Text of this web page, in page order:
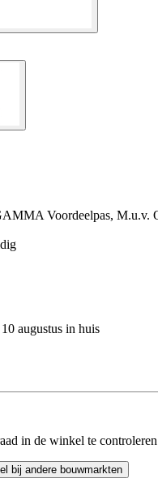
Voordeelpas,
augustus in huis
in de winkel te
bij andere bouwmarkten